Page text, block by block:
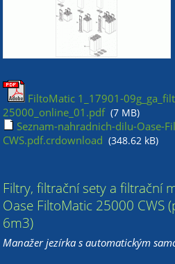
FiltoMatic 1_17901-
25000_online_01.pdf (7 MB)
Seznam-nahradnich-dilu-Oase-
CWS.pdf.crdownload (348.62 kB)
Filtry, filtrační sety a filtrační
Oase FiltoMatic 25000 CWS
6m3)
Manažer jezírka s automatickým